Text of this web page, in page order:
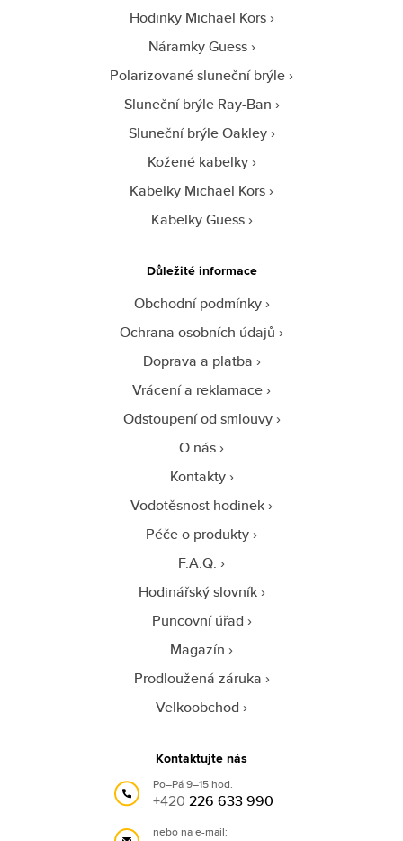
Hodinky Michael Kors
Náramky Guess
Polarizované sluneční brýle
Sluneční brýle Ray-Ban
Sluneční brýle Oakley
Kožené kabelky
Kabelky Michael Kors
Kabelky Guess
Důležité informace
Obchodní podmínky
Ochrana osobních údajů
Doprava a platba
Vrácení a reklamace
Odstoupení od smlouvy
O nás
Kontakty
Vodotěsnost hodinek
Péče o produkty
F.A.Q.
Hodinářský slovník
Puncovní úřad
Magazín
Prodloužená záruka
Velkoobchod
Kontaktujte nás
Po–Pá 9–15 hod.
+420 226 633 990
nebo na e-mail: